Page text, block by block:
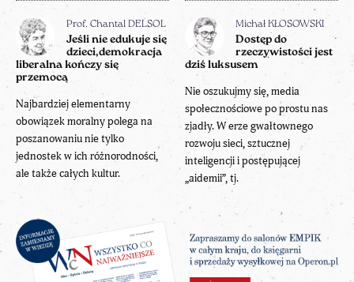
Prof. Chantal DELSOL
Jeśli nie edukuje się
dzieci,demokracja
liberalna kończy się
przemocą
Najbardziej elementarny
obowiązek moralny polega na
poszanowaniu nie tylko
jednostek w ich różnorodności,
ale także całych kultur.
Michał KŁOSOWSKI
Dostęp do
rzeczywistości jest
dziś luksusem
Nie oszukujmy się, media
społecznościowe po prostu nas
zjadły. W erze gwałtownego
rozwoju sieci, sztucznej
inteligencji i postępującej
„aidemii”, tj.